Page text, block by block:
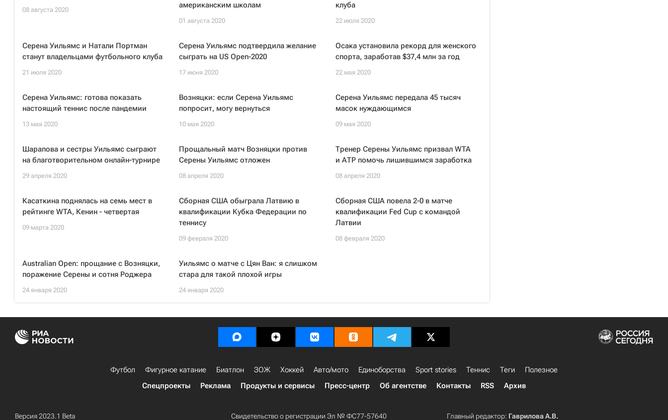
08 августа 2020
американским школам
01 августа 2020
клуба
22 июля 2020
Серена Уильямс и Натали Портман
станут владельцами футбольного клуба
21 июля 2020
Серена Уильямс подтвердила желание
сыграть на US Open-2020
17 июня 2020
Осака установила рекорд для женского
спорта, заработав $37,4 млн за год
22 мая 2020
Серена Уильямс: готова показать
настоящий теннис после пандемии
13 мая 2020
Возняцки: если Серена Уильямс
попросит, могу вернуться
10 мая 2020
Серена Уильямс передала 45 тысяч
масок нуждающимся
09 мая 2020
Шарапова и сестры Уильямс сыграют
на благотворительном онлайн-турнире
29 апреля 2020
Прощальный матч Возняцки против
Серены Уильямс отложен
08 апреля 2020
Тренер Серены Уильямс призвал WTA
и АТР помочь лишившимся заработка
08 апреля 2020
Касаткина поднялась на семь мест в
рейтинге WTA, Кенин - четвертая
09 марта 2020
Сборная США обыграла Латвию в
квалификации Кубка Федерации по
теннису
09 февраля 2020
Сборная США повела 2-0 в матче
квалификации Fed Cup с командой
Латвии
08 февраля 2020
Australian Open: прощание с Возняцки,
поражение Серены и сотня Роджера
24 января 2020
Уильямс о матче с Цян Ван: я слишком
стара для такой плохой игры
24 января 2020
Футбол Фигурное катание Биатлон ЗОЖ Хоккей Авто/мото Единоборства Sport stories Теннис Теги
Полезное
Спецпроекты
Реклама Продукты и сервисы Пресс-центр Об агентстве Контакты RSS Архив
Версия 2023.1 Beta Свидетельство о регистрации Эл № ФС77-57640 Главный редактор: Гаврилова А.В.